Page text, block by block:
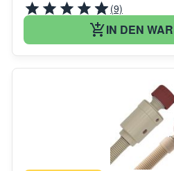
(9)
IN DEN